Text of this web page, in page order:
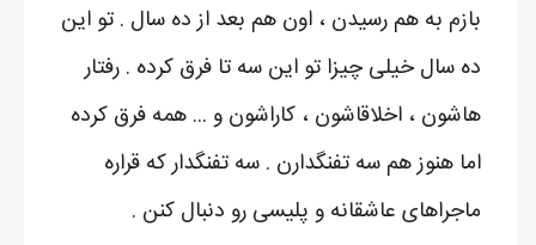
بازم به هم رسیدن ، اون هم بعد از ده سال . تو این
ده سال خیلی چیزا تو این سه تا فرق کرده . رفتار
هاشون ، اخلاقاشون ، کاراشون و ... همه فرق کرده
اما هنوز هم سه تفنگدارن . سه تفنگدار که قراره
ماجراهای عاشقانه و پلیسی رو دنبال کنن .